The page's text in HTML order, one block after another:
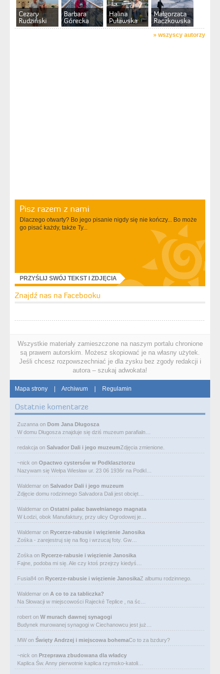
Cezary
Rudziński
Barbara
Górecka
Halina
Puławska
Małgorzata
Raczkowska
» wszyscy autorzy
Pisz razem z nami
Dlaczego otwarty? Bo jego pisanie nigdy się nie kończy... Bo może
go pisać każdy, także Ty...
PRZYŚLIJ SWÓJ TEKST I ZDJĘCIA
Znajdź nas na Facebooku
Wszystkie materiały zamieszczone na naszym portalu chronione
są prawem autorskim. Możesz skopiować je na własny użytek.
Jeśli chcesz rozpowszechniać je dla zysku bez zgody redakcji i
autora – szukaj adwokata!
Mapa strony Archiwum Regulamin
Ostatnie komentarze
Zuzanna on Dom Jana Długosza
W domu Długosza znajduje się dziś muzeum parafialn…
redakcja on Salvador Dali i jego muzeumZdjęcia zmienione.
~nick on Opactwo cystersów w Podklasztorzu
Nazywam się Wełpa Wiesław ur. 23 06 1936r na Podkl…
Waldemar on Salvador Dali i jego muzeum
Zdjęcie domu rodzinnego Salvadora Dali jest obcięt…
Waldemar on Ostatni pałac bawełnianego magnata
W Łodzi, obok Manufaktury, przy ulicy Ogrodowej je…
Waldemar on Rycerze-rabusie i więzienie Janosika
Zośka - zarejestruj się na flog i wrzucaj foty. Gw…
Zośka on Rycerze-rabusie i więzienie Janosika
Fajne, podoba mi się. Ale czy ktoś przejrzy kiedyś…
Fusia84 on Rycerze-rabusie i więzienie JanosikaZ albumu rodzinnego.
Waldemar on A co to za tabliczka?
Na Słowacji w miejscowości Rajecké Teplice , na śc…
robert on W murach dawnej synagogi
Budynek murowanej synagogi w Ciechanowcu jest już…
MW on Święty Andrzej i miejscowa bohemaCo to za bzdury?
~nick on Przeprawa zbudowana dla władcy
Kaplica Św. Anny pierwotnie kaplica rzymsko-katoli…